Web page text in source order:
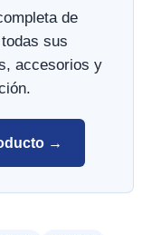
de
sus
accesorios y
→